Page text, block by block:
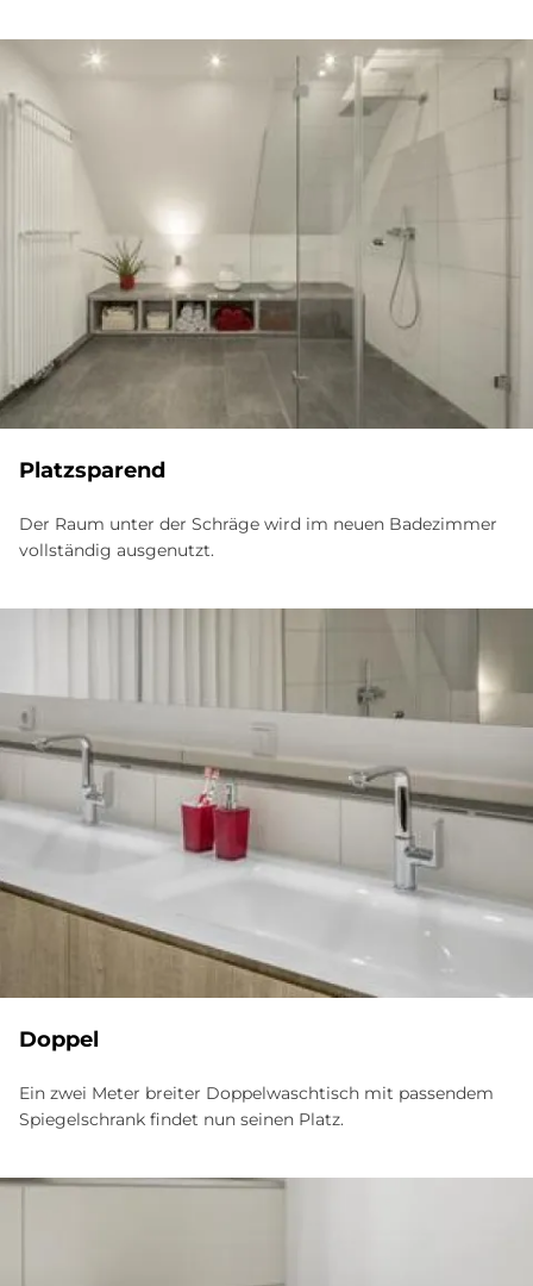
Platz­spa­rend
Der Raum unter der Schräge wird im neuen Badezimmer
vollständig ausgenutzt.
Dop­pel
Ein zwei Meter breiter Doppelwaschtisch mit passendem
Spiegelschrank findet nun seinen Platz.